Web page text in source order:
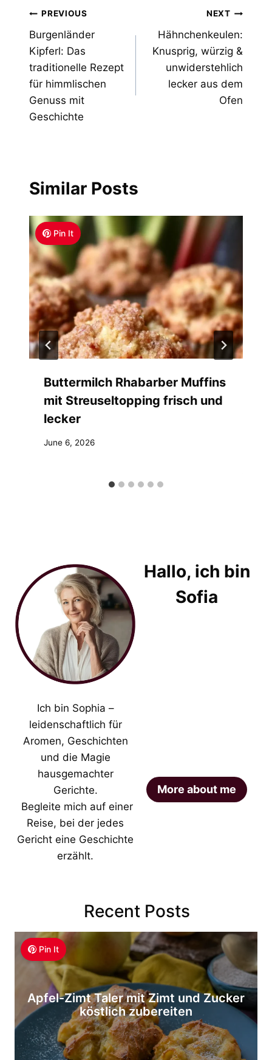
Post
navigation
PREVIOUS
Burgenländer
Kipferl: Das
traditionelle Rezept
für himmlischen
Genuss mit
Geschichte
NEXT
Hähnchenkeulen:
Knusprig, würzig &
unwiderstehlich
lecker aus dem
Ofen
Similar Posts
Pin It
Buttermilch Rhabarber Muffins
mit Streuseltopping frisch und
lecker
June 6, 2026
Hallo, ich bin
Sofia
Ich bin Sophia –
leidenschaftlich für
Aromen, Geschichten
und die Magie
hausgemachter
Gerichte.
Begleite mich auf einer
Reise, bei der jedes
Gericht eine Geschichte
erzählt.
More about me
Recent Posts
Pin It
Apfel-Zimt Taler mit Zimt und Zucker
köstlich zubereiten